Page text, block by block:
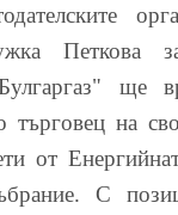
Петкова
търговец на
от
С